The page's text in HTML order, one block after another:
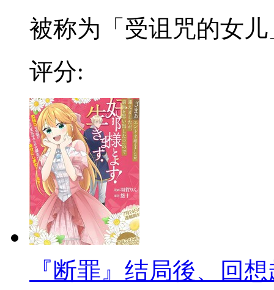
被称为「受诅咒的女儿
评分:
『断罪』结局後、回